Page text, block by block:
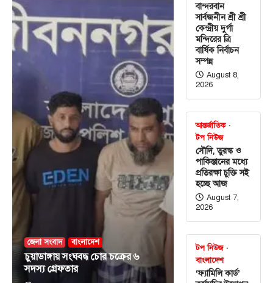
জেলা সংবাদ বাংলাদেশ
চুয়াডাঙ্গায় সংঘবদ্ধ চোর চক্রের ৬
সদস্য গ্রেফতার
বান্দরবান
সার্বজনীন শ্রী শ্রী
কেন্দ্রীয় দুর্গা
মন্দিরের ত্রি
বার্ষিক নির্বাচন
সম্পন্ন
August 8,
2026
আন্তর্জাতিক
টপ নিউজ
সৌদি, তুরস্ক ও
পাকিস্তানের মধ্যে
প্রতিরক্ষা চুক্তি সই
হচ্ছে আজ
August 7,
2026
টপ নিউজ
বাংলাদেশ
‘ফ্যামিলি কার্ড’